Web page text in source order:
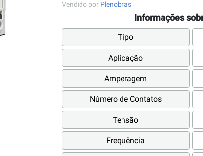
Vendido por Plenobras
Informações
Tipo
Aplicação
Amperagem
Número de Contatos
Tensão
Frequência